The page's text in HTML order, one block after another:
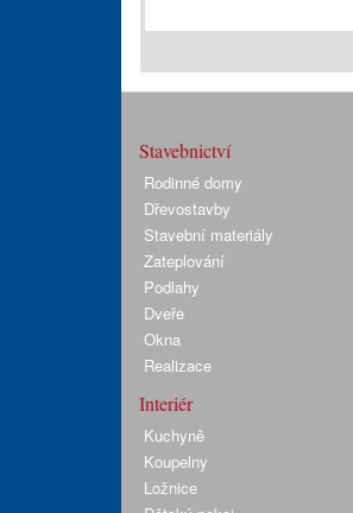
Stavebnictví
Rodinné domy
Dřevostavby
Stavební materiály
Zateplování
Podlahy
Dveře
Okna
Realizace
Interiér
Kuchyně
Koupelny
Ložnice